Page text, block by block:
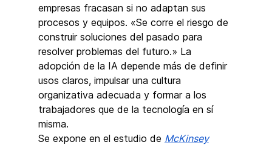
empresas fracasan si no adaptan sus
procesos y equipos. «Se corre el riesgo de
construir soluciones del pasado para
resolver problemas del futuro.» La
adopción de la IA depende más de definir
usos claros, impulsar una cultura
organizativa adecuada y formar a los
trabajadores que de la tecnología en sí
misma.
Se expone en el estudio de McKinsey